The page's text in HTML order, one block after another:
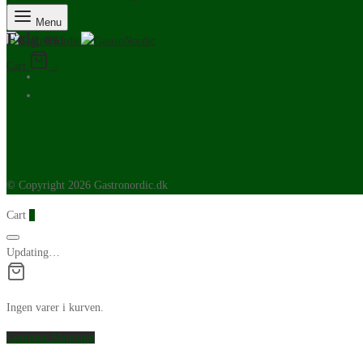
Menu
Cart
Følg os:
© Copyright 2026 Gastronordic.dk
Cart
Updating…
Ingen varer i kurven.
Continue Shopping